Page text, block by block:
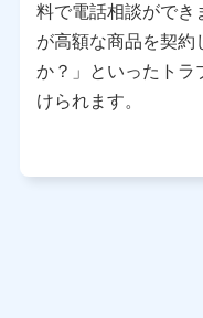
※ パーソナルデータダ
理」の設定状態にかか
※ dポイントクラブ会
日以降、一度もdポイ
個人データは、こちら
用します。
料で電話相談ができ
が高額な商品を契約
か？」といったトラ
けられます。